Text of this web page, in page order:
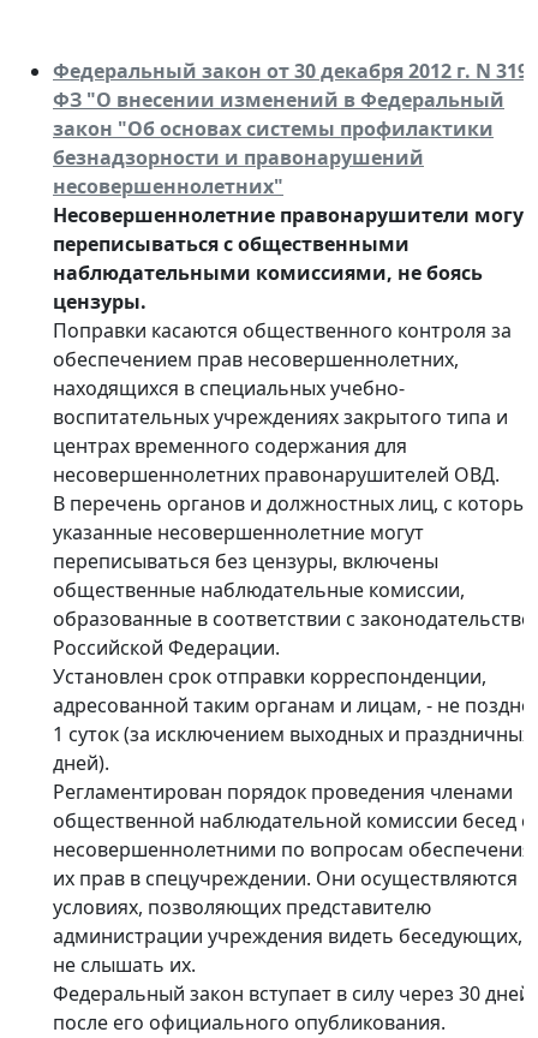
Федеральный закон от 30 декабря 2012 г. N 319-
ФЗ "О внесении изменений в Федеральный
закон "Об основах системы профилактики
безнадзорности и правонарушений
несовершеннолетних"
Несовершеннолетние правонарушители могут
переписываться с общественными
наблюдательными комиссиями, не боясь
цензуры.
Поправки касаются общественного контроля за
обеспечением прав несовершеннолетних,
находящихся в специальных учебно-
воспитательных учреждениях закрытого типа и
центрах временного содержания для
несовершеннолетних правонарушителей ОВД.
В перечень органов и должностных лиц, с
указанные несовершеннолетние могут
переписываться без цензуры, включены
общественные наблюдательные комиссии,
образованные в соответствии с
Российской Федерации.
Установлен срок отправки корреспонденции,
адресованной таким органам и лицам, - не
1 суток (за исключением выходных и праздничных
дней).
Регламентирован порядок проведения членами
общественной наблюдательной комиссии бесед с
несовершеннолетними по вопросам обеспечения
их прав в спецучреждении. Они осуществляются в
условиях, позволяющих представителю
администрации учреждения видеть беседующих,
не слышать их.
Федеральный закон вступает в силу через 30 дней
после его официального опубликования.